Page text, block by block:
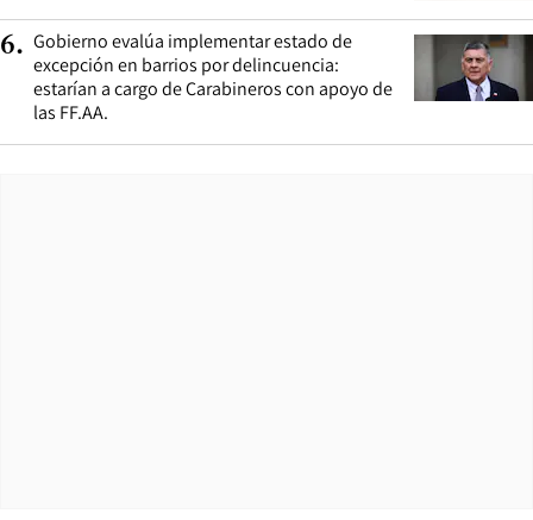
6. Gobierno evalúa implementar estado de
excepción en barrios por delincuencia:
estarían a cargo de Carabineros con apoyo de
las FF.AA.